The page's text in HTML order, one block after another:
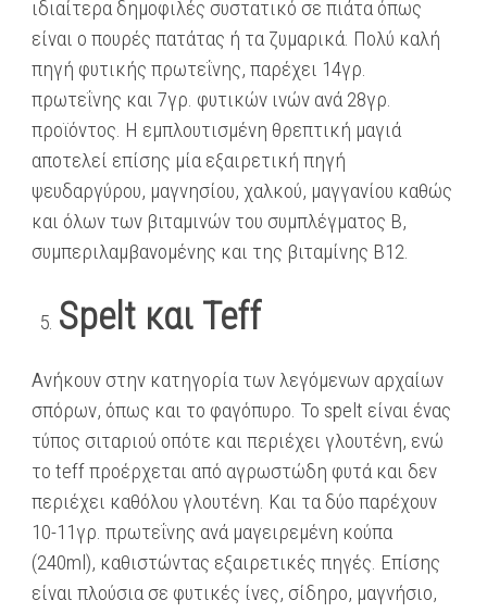
ιδιαίτερα δημοφιλές συστατικό σε πιάτα όπως
είναι ο πουρές πατάτας ή τα ζυμαρικά. Πολύ καλή
πηγή φυτικής πρωτεΐνης, παρέχει 14γρ.
πρωτεΐνης και 7γρ. φυτικών ινών ανά 28γρ.
προϊόντος. Η εμπλουτισμένη θρεπτική μαγιά
αποτελεί επίσης μία εξαιρετική πηγή
ψευδαργύρου, μαγνησίου, χαλκού, μαγγανίου καθώς
και όλων των βιταμινών του συμπλέγματος Β,
συμπεριλαμβανομένης και της βιταμίνης Β12.
Spelt και Teff
Ανήκουν στην κατηγορία των λεγόμενων αρχαίων
σπόρων, όπως και το φαγόπυρο. To spelt είναι ένας
τύπος σιταριού οπότε και περιέχει γλουτένη, ενώ
το teff προέρχεται από αγρωστώδη φυτά και δεν
περιέχει καθόλου γλουτένη. Και τα δύο παρέχουν
10-11γρ. πρωτεΐνης ανά μαγειρεμένη κούπα
(240ml), καθιστώντας εξαιρετικές πηγές. Επίσης
είναι πλούσια σε φυτικές ίνες, σίδηρο, μαγνήσιο,